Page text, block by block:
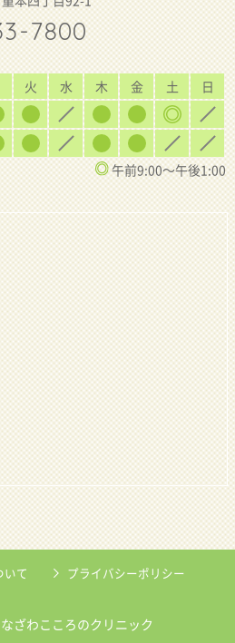
7800
火 水 木 金 土
日
午前9:00〜午後1:00
て
プライバシーポリシー
ざわこころのクリニック